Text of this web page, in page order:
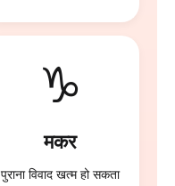
♑
मकर
पुराना विवाद खत्म हो सकता